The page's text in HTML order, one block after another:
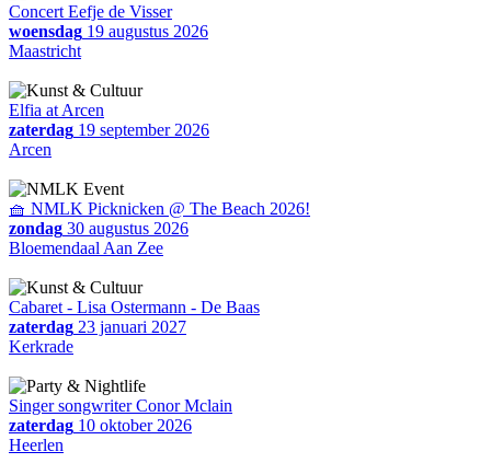
Concert Eefje de Visser
woensdag 19 augustus 2026
Maastricht
Elfia at Arcen
zaterdag 19 september 2026
Arcen
🧺 NMLK Picknicken @ The Beach 2026!
zondag 30 augustus 2026
Bloemendaal Aan Zee
Cabaret - Lisa Ostermann - De Baas
zaterdag 23 januari 2027
Kerkrade
Singer songwriter Conor Mclain
zaterdag 10 oktober 2026
Heerlen